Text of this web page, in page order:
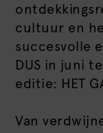
cultuur en
succesvolle
DUS in juni
editie: HET
Van